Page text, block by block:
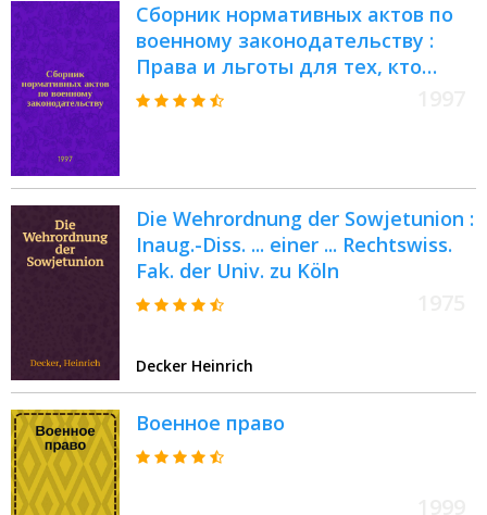
Сборник нормативных актов по
военному законодательству :
Права и льготы для тех, кто
служил и служит в "горячих"
Die Wehrordnung der Sowjetunion :
Inaug.-Diss. ... einer ... Rechtswiss.
Fak. der Univ. zu Köln
Decker Heinrich
Военное право